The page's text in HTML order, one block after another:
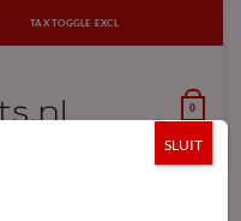
0
SLUIT